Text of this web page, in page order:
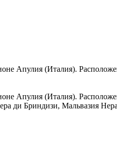
Апулия (Италия).
Апулия (Италия).
ди Бриндизи, Мальвазия